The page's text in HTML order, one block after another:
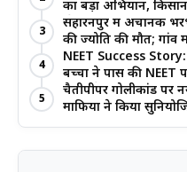
का बड़ा अभियान,
खेती का मिल रहा लाभ
3
सहारनपुर में अचानक
की ज्योति की मौत; गांव
4
NEET Success
बच्चों ने पास की NEET
बहनों ने रचा इतिहास
5
चैतीपीपर गोलीकांड पर
माफिया ने किया
आंदोलन